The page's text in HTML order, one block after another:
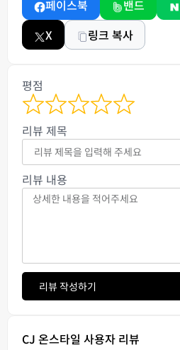
페이스북 밴드
X
링크 복사
평점
리뷰 제목
리뷰 내용
리뷰 작성하기
CJ 온스타일 사용자 리뷰